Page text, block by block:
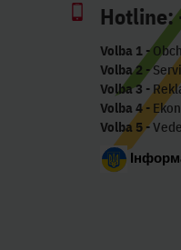
Hotline:
Volba 1-
Volba 2 -
Volba 3 -
Volba 4-
Volba 5-